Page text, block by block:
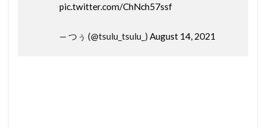
pic.twitter.com/ChNch57ssf
— つぅ (@tsulu_tsulu_) August 14, 2021